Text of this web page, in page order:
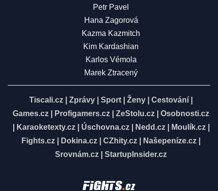
Petr Pavel
Hana Zagorová
Kazma Kazmitch
Kim Kardashian
Karlos Vémola
Marek Ztracený
Tiscali.cz Zprávy Sport Ženy Cestování
Games.cz
Profigamers.cz ZeStolu.cz
Osobnosti.cz
Karaoketexty.cz| Úschovna.cz| Nedd.cz| Moulík.cz|
Fights.cz
Dokina.cz CZhity.cz Našepeníze.cz
Srovnám.cz
StartupInsider.cz